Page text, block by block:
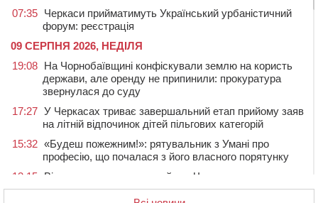
07:35 Черкаси прийматимуть Український урбаністичний
форум: реєстрація
09 СЕРПНЯ 2026, НЕДІЛЯ
19:08 На Чорнобаївщині конфіскували землю на користь
держави, але оренду не припинили: прокуратура
звернулася до суду
17:27 У Черкасах триває завершальний етап прийому заяв
на літній відпочинок дітей пільгових категорій
15:32 «Будеш пожежним!»: рятувальник з Умані про
професію, що почалася з його власного порятунку
13:15
Від початку року на водоймах Черкащини загинули
37 людей, серед них 2 дітей